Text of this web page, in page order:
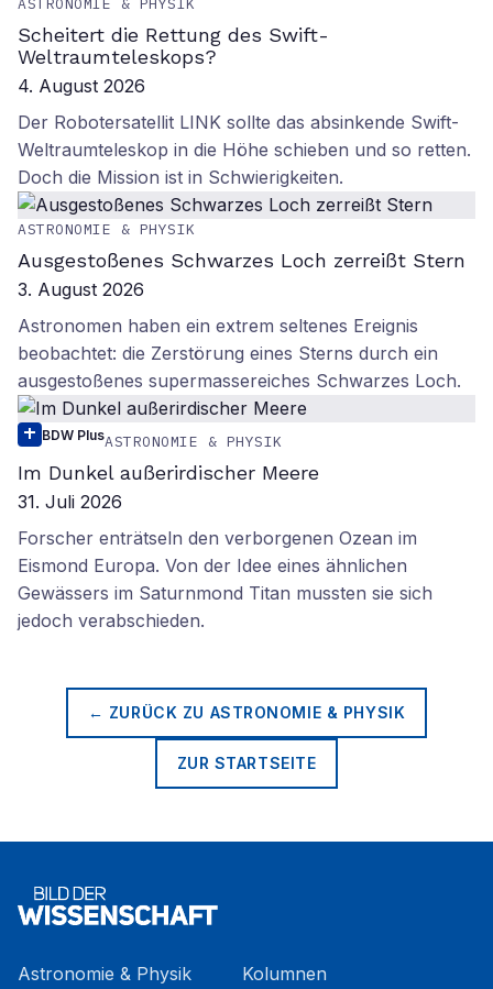
ASTRONOMIE & PHYSIK
Scheitert die Rettung des Swift-
Weltraumteleskops?
4. August 2026
Der Robotersatellit LINK sollte das absinkende Swift-
Weltraumteleskop in die Höhe schieben und so retten.
Doch die Mission ist in Schwierigkeiten.
ASTRONOMIE & PHYSIK
Ausgestoßenes Schwarzes Loch zerreißt Stern
3. August 2026
Astronomen haben ein extrem seltenes Ereignis
beobachtet: die Zerstörung eines Sterns durch ein
ausgestoßenes supermassereiches Schwarzes Loch.
BDW PlusASTRONOMIE & PHYSIK
Im Dunkel außerirdischer Meere
31. Juli 2026
Forscher enträtseln den verborgenen Ozean im
Eismond Europa. Von der Idee eines ähnlichen
Gewässers im Saturnmond Titan mussten sie sich
jedoch verabschieden.
← ZURÜCK ZU ASTRONOMIE & PHYSIK
ZUR STARTSEITE
Astronomie & Physik
Kolumnen